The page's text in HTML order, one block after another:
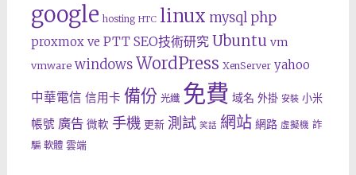
google hosting HTC linux mysql php
proxmox ve PTT SEO技術研究 Ubuntu vm
vmware windows WordPress XenServer yahoo
中華電信 信用卡 備份 光纖 免費 域名 外掛 安裝 小米
帳號 廣告 微軟 手機 更新 測試 笑話 網站 網路 虛擬機 詐
騙 軟體 雲端